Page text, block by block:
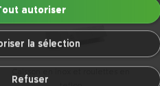
autoriser
la sélection
Refuser